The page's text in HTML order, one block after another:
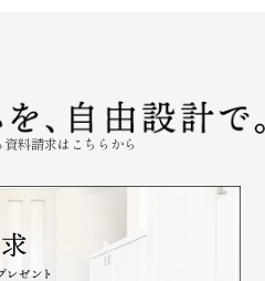
料請求はこちらから